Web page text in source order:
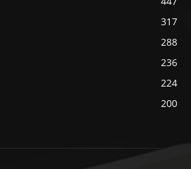
317
288
236
224
200